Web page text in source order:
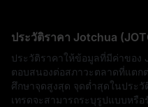
ประวัติราคา Jotchua
ประวัติราคาให้ข้อมูลที่มีค่าของ
ตอบสนองต่อสภาวะตลาดที่แตก
ศึกษาจุดสูงสุด จุดต่ำสุดในประ
เทรดจะสามารถระบุรูปแบบหรื